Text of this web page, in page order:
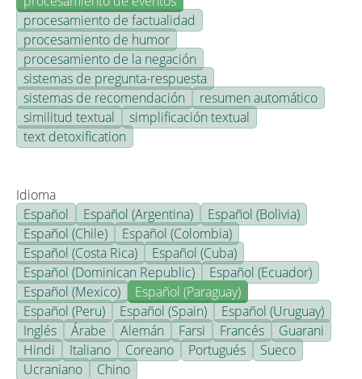
procesamiento de factualidad
procesamiento de humor
procesamiento de la negación
sistemas de pregunta-respuesta
sistemas de recomendación
resumen automático
similitud textual
simplificación textual
text detoxification
Idioma
Español
Español (Argentina)
Español (Bolivia)
Español (Chile)
Español (Colombia)
Español (Costa Rica)
Español (Cuba)
Español (Dominican Republic)
Español (Ecuador)
Español (Mexico)
Español (Paraguay)
Español (Peru)
Español (Spain)
Español (Uruguay)
Inglés
Árabe Alemán Farsi Francés
Guarani
Hindi
Italiano Coreano Portugués
Sueco
Ucraniano
Chino